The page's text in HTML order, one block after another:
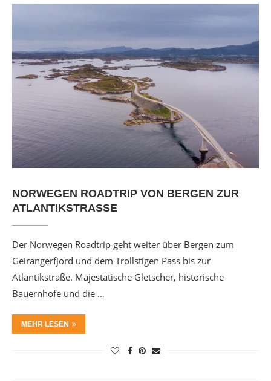
NORWEGEN ROADTRIP VON BERGEN ZUR
ATLANTIKSTRASSE
Der Norwegen Roadtrip geht weiter über Bergen zum
Geirangerfjord und dem Trollstigen Pass bis zur
Atlantikstraße. Majestätische Gletscher, historische
Bauernhöfe und die …
MEHR LESEN